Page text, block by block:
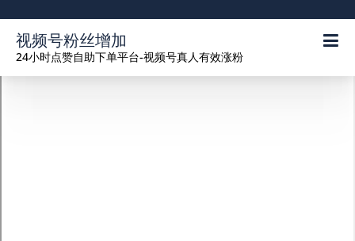
视频号粉丝增加
24小时点赞自助下单平台-视频号真人有效涨粉